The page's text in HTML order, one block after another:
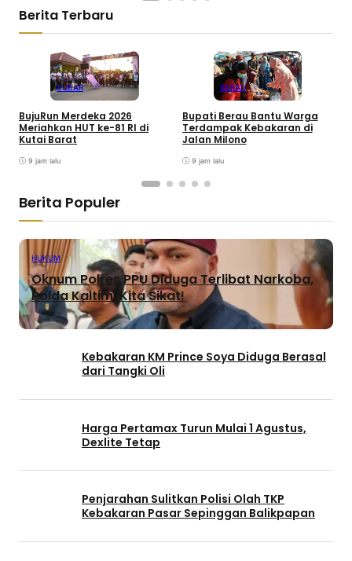
Berita Terbaru
KUBAR
BujuRun Merdeka 2026
Meriahkan HUT ke-81 RI di
Kutai Barat
9 jam lalu
BERAU
Bupati Berau Bantu Warga
Terdampak Kebakaran di
Jalan Milono
9 jam lalu
Berita Populer
HUKUM
Oknum Polres PPU Diduga Terlibat Narkoba,
Polda Kaltim: Kita Sikat!
Kebakaran KM Prince Soya Diduga Berasal
dari Tangki Oli
Harga Pertamax Turun Mulai 1 Agustus,
Dexlite Tetap
Penjarahan Sulitkan Polisi Olah TKP
Kebakaran Pasar Sepinggan Balikpapan